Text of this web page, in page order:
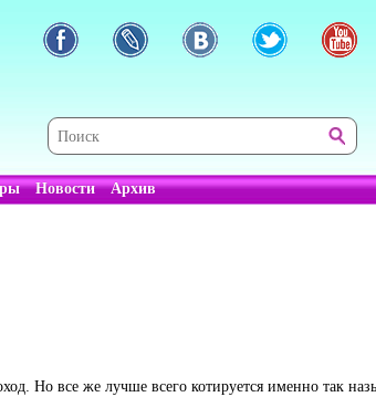
Новости Архив
Но все же лучше всего котируется именно так